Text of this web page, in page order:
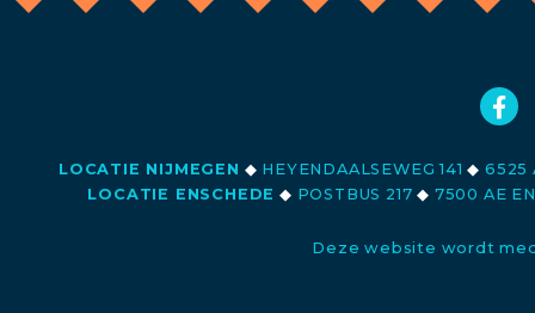
LOCATIE NIJMEGEN ◆ HEYENDAALSEWEG 141◆ 6525
LOCATIE ENSCHEDE ◆ POSTBUS 217◆ 7500 AE
Deze website wordt